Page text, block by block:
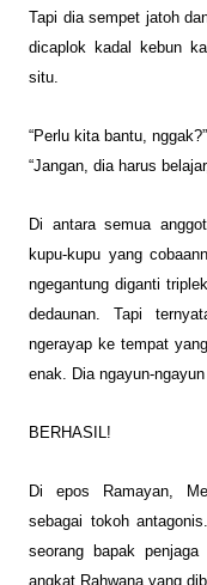
Tapi dia sempet jatoh
dicaplok kadal kebun
situ.
“Perlu kita bantu,
“Jangan, dia harus
Di antara semua
kupu-kupu yang
ngegantung diganti
dedaunan. Tapi
ngerayap ke tempat
enak. Dia ngayun-
BERHASIL!
Di epos Ramayan,
sebagai tokoh antagonis
seorang bapak
angkat Rahwana yang